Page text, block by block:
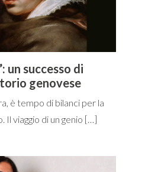
un successo di
genovese
è tempo di bilanci per la
Il viaggio di un genio […]